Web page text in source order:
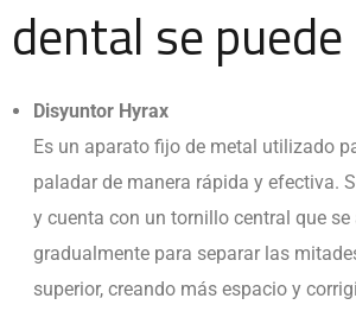
dental se
Disyuntor Hyrax
Es un aparato fijo de metal utilizado
paladar de manera rápida y efectiva.
y cuenta con un tornillo central que se
gradualmente para separar las
superior, creando más espacio y